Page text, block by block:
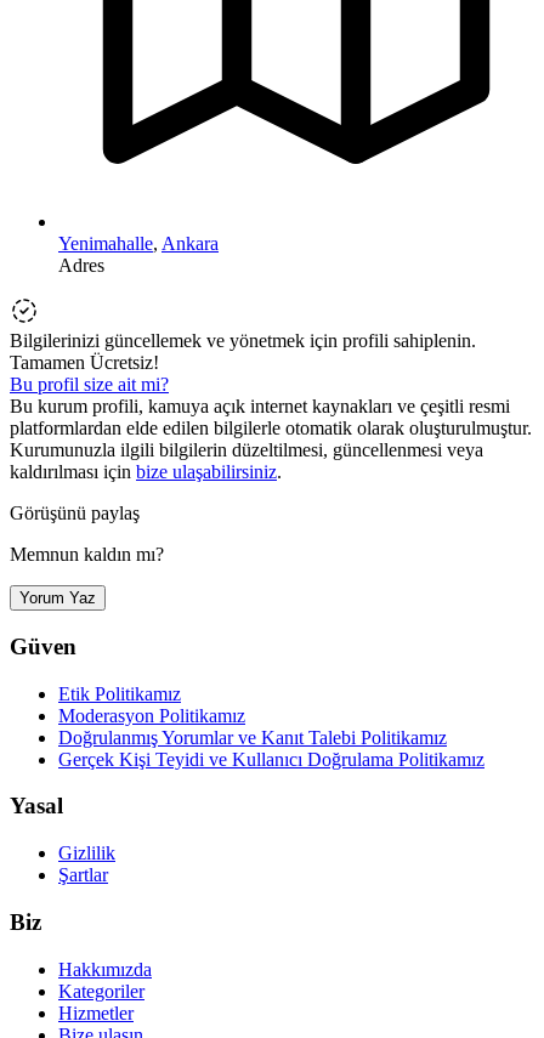
Yenimahalle, Ankara
Adres
Bilgilerinizi güncellemek ve yönetmek için profili sahiplenin.
Tamamen Ücretsiz!
Bu profil size ait mi?
Bu kurum profili, kamuya açık internet kaynakları ve çeşitli resmi
platformlardan elde edilen bilgilerle otomatik olarak oluşturulmuştur.
Kurumunuzla ilgili bilgilerin düzeltilmesi, güncellenmesi veya
kaldırılması için bize ulaşabilirsiniz.
Görüşünü paylaş
Memnun kaldın mı?
Yorum Yaz
Güven
Etik Politikamız
Moderasyon Politikamız
Doğrulanmış Yorumlar ve Kanıt Talebi Politikamız
Gerçek Kişi Teyidi ve Kullanıcı Doğrulama Politikamız
Yasal
Gizlilik
Şartlar
Biz
Hakkımızda
Kategoriler
Hizmetler